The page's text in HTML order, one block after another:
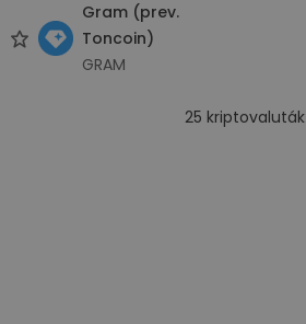
Gram (prev.
Toncoin)
GRAM
25 kriptovaluták